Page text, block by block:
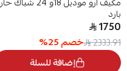
بارد
1750
2333.91 خصم25
%
إضافة للسلة